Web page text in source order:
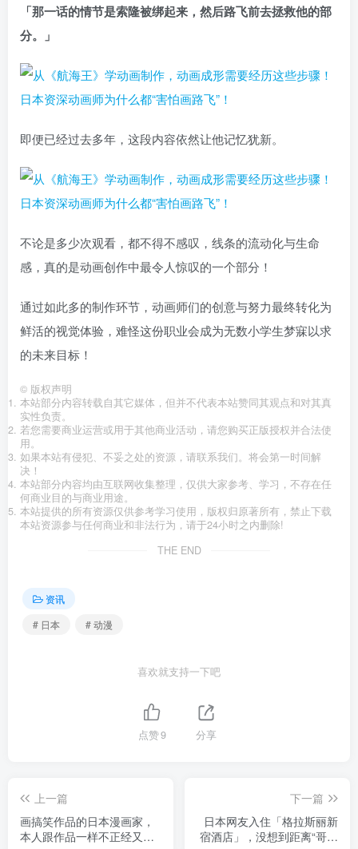
「那一话的情节是索隆被绑起来，然后路飞前去拯救他的部
分。」
即便已经过去多年，这段内容依然让他记忆犹新。
不论是多少次观看，都不得不感叹，线条的流动化与生命
感，真的是动画创作中最令人惊叹的一个部分！
通过如此多的制作环节，动画师们的创意与努力最终转化为
鲜活的视觉体验，难怪这份职业会成为无数小学生梦寐以求
的未来目标！
© 版权声明
本站部分内容转载自其它媒体，但并不代表本站赞同其观点和对其真
实性负责。
若您需要商业运营或用于其他商业活动，请您购买正版授权并合法使
用。
如果本站有侵犯、不妥之处的资源，请联系我们。将会第一时间解
决！
本站部分内容均由互联网收集整理，仅供大家参考、学习，不存在任
何商业目的与商业用途。
本站提供的所有资源仅供参考学习使用，版权归原著所有，禁止下载
本站资源参与任何商业和非法行为，请于24小时之内删除!
THE END
资讯
# 日本
# 动漫
喜欢就支持一下吧
点赞9 分享
上一篇
画搞笑作品的日本漫画家，
本人跟作品一样不正经又没
下一篇
日本网友入住「格拉斯丽新
宿酒店」，没想到距离“哥斯